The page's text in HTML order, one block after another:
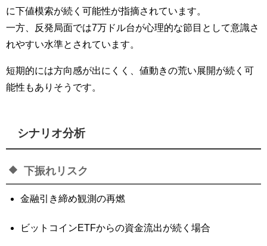
に下値模索が続く可能性が指摘されています。
一方、反発局面では7万ドル台が心理的な節目として意識さ
れやすい水準とされています。
短期的には方向感が出にくく、値動きの荒い展開が続く可
能性もありそうです。
シナリオ分析
下振れリスク
金融引き締め観測の再燃
ビットコインETFからの資金流出が続く場合